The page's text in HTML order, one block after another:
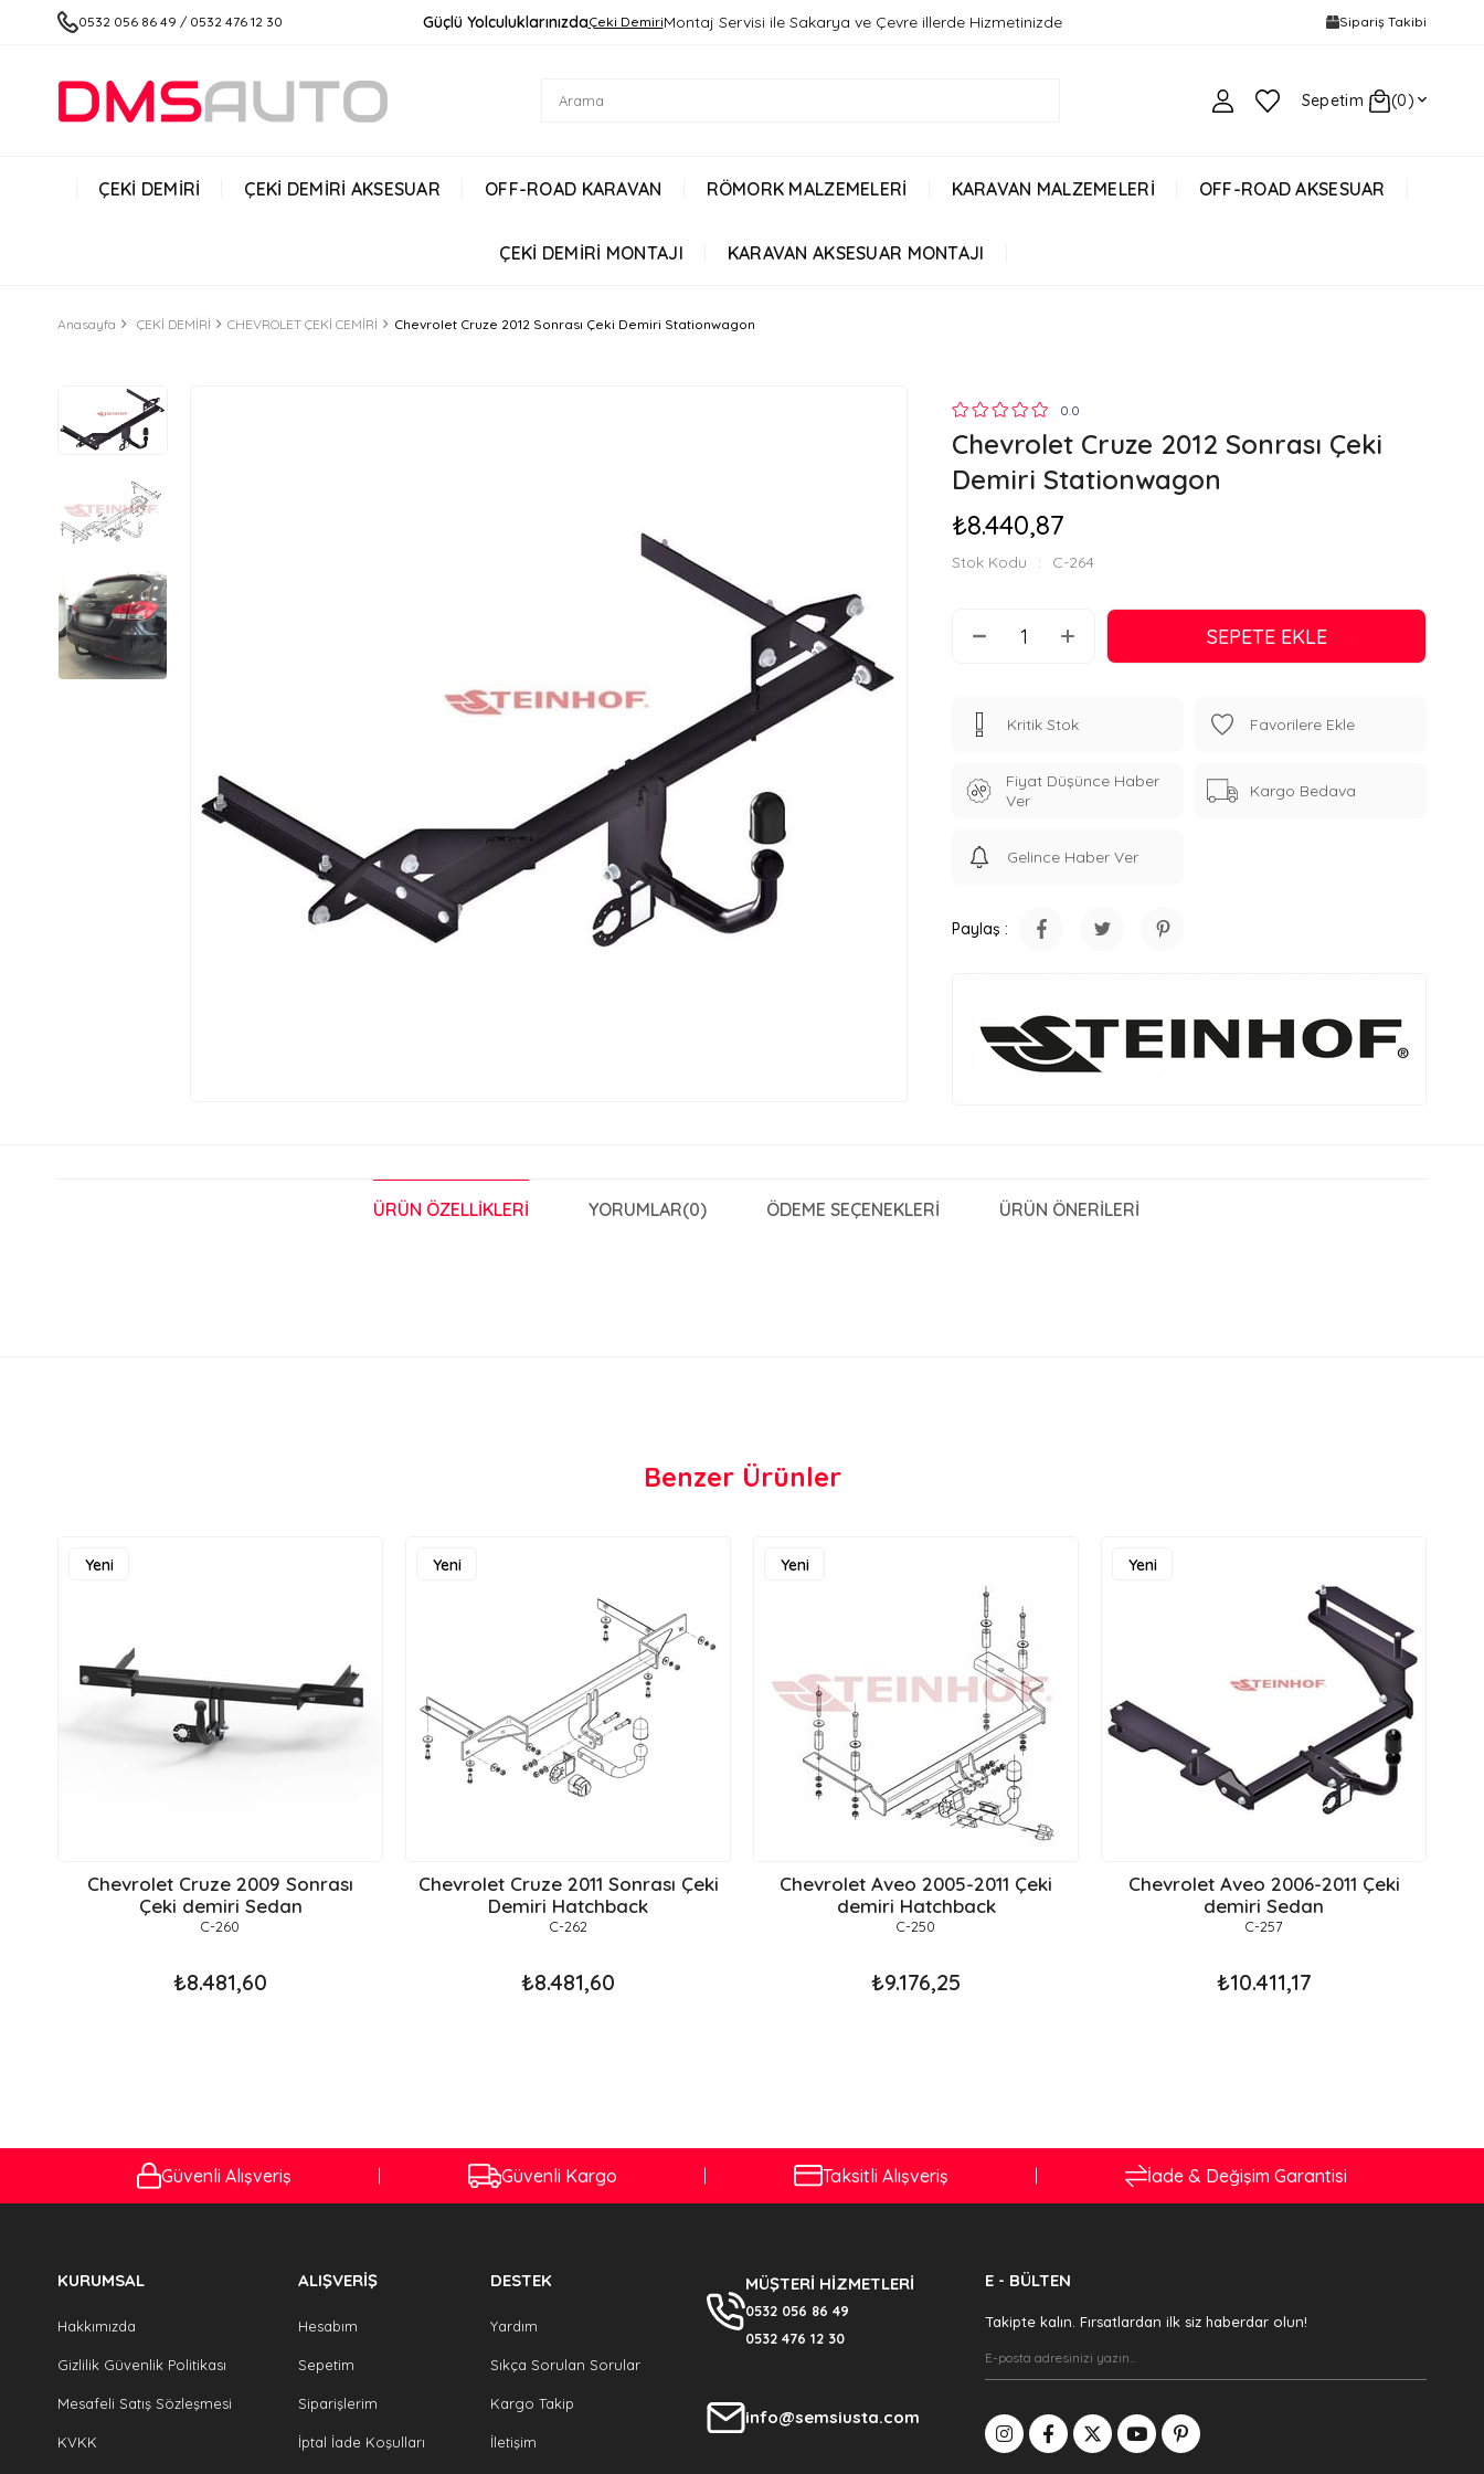
0532 056 86 49 / 0532 476 12 30 Güçlü YolculuklarınızdaÇeki DemiriMontaj Servisi ile Sakarya ve Çevre illerde Hizmetinizde Sipariş Takibi
Sepetim 0
ÇEKİ DEMİRİ ÇEKİ DEMİRİ AKSESUAR OFF-ROAD KARAVAN RÖMORK MALZEMELERİ KARAVAN MALZEMELERİ OFF-ROAD AKSESUAR
ÇEKİ DEMİRİ MONTAJI KARAVAN AKSESUAR MONTAJI
Anasayfa ÇEKİ DEMİRİ CHEVROLET ÇEKİ CEMİRİ Chevrolet Cruze 2012 Sonrası Çeki Demiri Stationwagon
0.0
Chevrolet Cruze 2012 Sonrası Çeki
Demiri Stationwagon
₺8.440,87
Stok Kodu C-264
Kritik Stok Favorilere Ekle
Fiyat Düşünce Haber
Ver
Kargo Bedava
Gelince Haber Ver
Paylaş :
ÜRÜN ÖZELLIKLERI YORUMLAR(0) ÖDEME SEÇENEKLERI ÜRÜN ÖNERILERI
Benzer Ürünler
Chevrolet Cruze 2009 Sonrası
Çeki demiri Sedan
C-260
₺8.481,60
Yeni
Chevrolet Cruze 2011 Sonrası Çeki
Demiri Hatchback
C-262
₺8.481,60
Yeni
Chevrolet Aveo 2005-2011 Çeki
demiri Hatchback
C-250
₺9.176,25
Yeni
Chevrolet Aveo 2006-2011 Çeki
demiri Sedan
C-257
₺10.411,17
Yeni
Güvenli Alışveriş Güvenli Kargo Taksitli Alışveriş İade & Değişim Garantisi
KURUMSAL
Hakkımızda
Gizlilik Güvenlik Politikası
Mesafeli Satış Sözleşmesi
KVKK
ALIŞVERİŞ
Hesabım
Sepetim
Siparişlerim
İptal İade Koşulları
DESTEK
Yardım
Sıkça Sorulan Sorular
Kargo Takip
İletişim
MÜŞTERİ HİZMETLERİ
0532 056 86 49
0532 476 12 30
info@semsiusta.com
E - BÜLTEN
Takipte kalın. Fırsatlardan ilk siz haberdar olun!